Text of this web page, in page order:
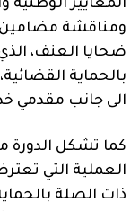
المعايير
ومناقشة مضامين
ضحايا العنف،
بالحماية
الى جانب مقدمي
كما تشكل الدورة
العملية التي
ذات الصلة